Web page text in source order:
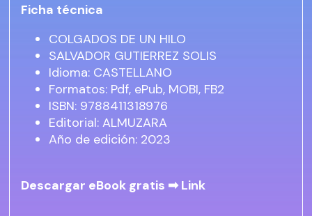
Ficha técnica
COLGADOS DE UN HILO
SALVADOR GUTIERREZ SOLIS
Idioma: CASTELLANO
Formatos: Pdf, ePub, MOBI, FB2
ISBN: 9788411318976
Editorial: ALMUZARA
Año de edición: 2023
Descargar eBook gratis ➡ Link